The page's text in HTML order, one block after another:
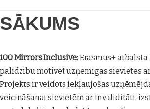
SĀKUMS
100 Mirrors Inclusive:Erasmus+ atbalsta
palīdzību motivēt uzņēmīgas sievietes
Projekts ir veidots iekļaujošas
veicināšanai sievietēm ar invaliditāti,